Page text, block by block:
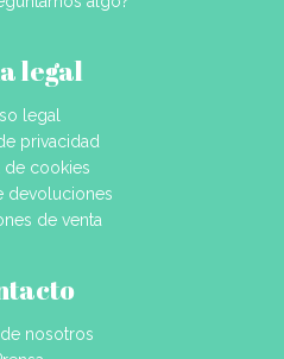
legal
legal
privacidad
de cookies
devoluciones
de venta
nosotros